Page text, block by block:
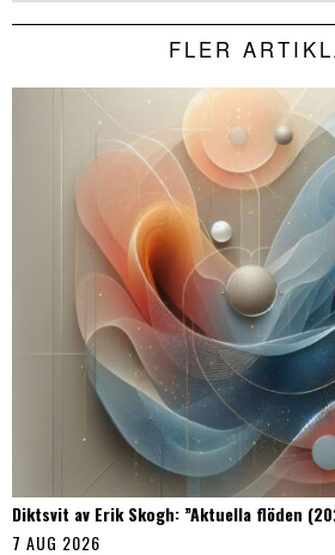
FLER
Diktsvit av Erik Skogh: ”Aktuella flöden
7 AUG 2026